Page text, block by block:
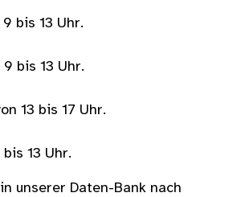
bis 13 Uhr.
bis 13 Uhr.
13 bis 17 Uhr.
13 Uhr.
unserer Daten-Bank nach